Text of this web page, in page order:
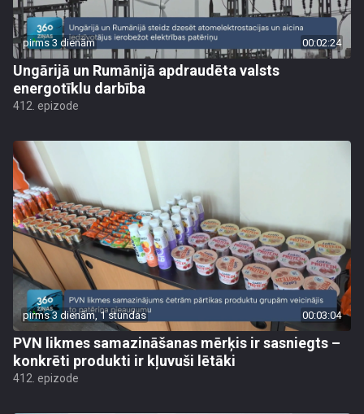
pirms 3 dienām 00:02:24
Ungārijā un Rumānijā apdraudēta valsts
energotīklu darbība
412. epizode
pirms 3 dienām, 1 stundas 00:03:04
PVN likmes samazināšanas mērķis ir sasniegts –
konkrēti produkti ir kļuvuši lētāki
412. epizode